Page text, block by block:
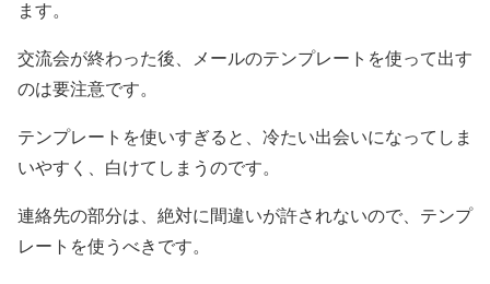
ます。
交流会が終わった後、メールのテンプレートを使って出す
のは要注意です。
テンプレートを使いすぎると、冷たい出会いになってしま
いやすく、白けてしまうのです。
連絡先の部分は、絶対に間違いが許されないので、テンプ
レートを使うべきです。